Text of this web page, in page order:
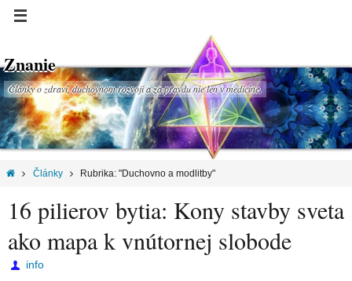
Znanie
Články o zdraví, duchovnom rozvoji a za pravdu nie len v medicíne.
Články Rubrika: "Duchovno a modlitby"
16 pilierov bytia: Kony stavby sveta
ako mapa k vnútornej slobode
info